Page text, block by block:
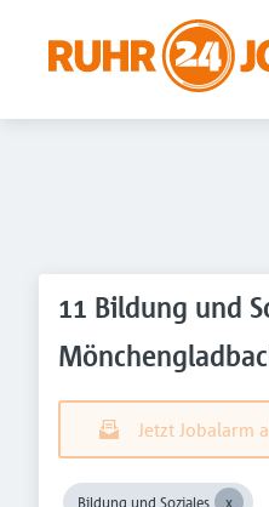
11 Bildung und
Jetzt Jobalarm
Bildung und Soziales